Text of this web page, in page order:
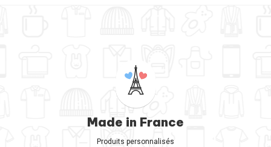
Made in France
Produits personnalisés